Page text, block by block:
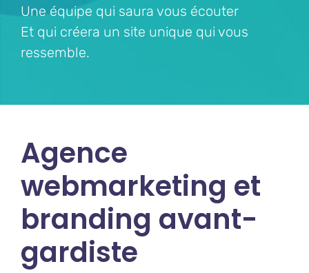
Une équipe qui saura vous écouter
Et qui créera un site unique qui vous
ressemble.
Agence
webmarketing et
branding avant-
gardiste